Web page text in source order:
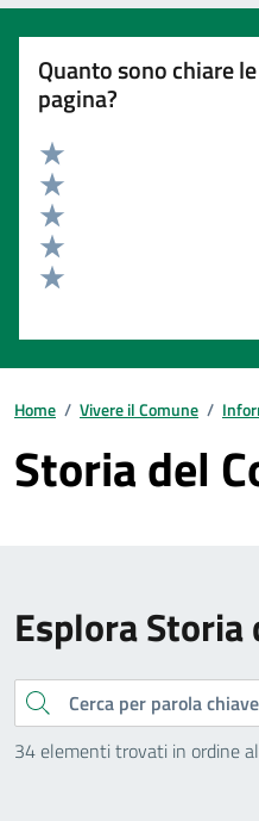
Quanto sono chiare
pagina?
Valuta 5 stelle su 5
Valuta 4 stelle su 5
Valuta 3 stelle su 5
Valuta 2 stelle su 5
Home / Vivere il Comune /
Storia del
Esplora Storia
Cerca
34 elementi trovati in ordine